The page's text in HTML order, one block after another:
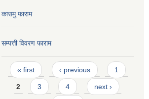
कासमु फाराम
सम्पत्ती विवरण फाराम
Pages
« first ‹ previous 1
2 3 4 next ›